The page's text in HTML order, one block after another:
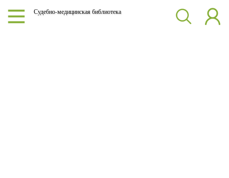
Судебно-медицинская библиотека